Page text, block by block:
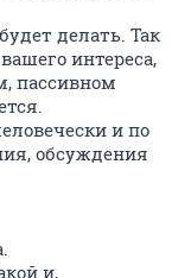
делать. Так
интереса,
пассивном
и по
обсуждения
и,